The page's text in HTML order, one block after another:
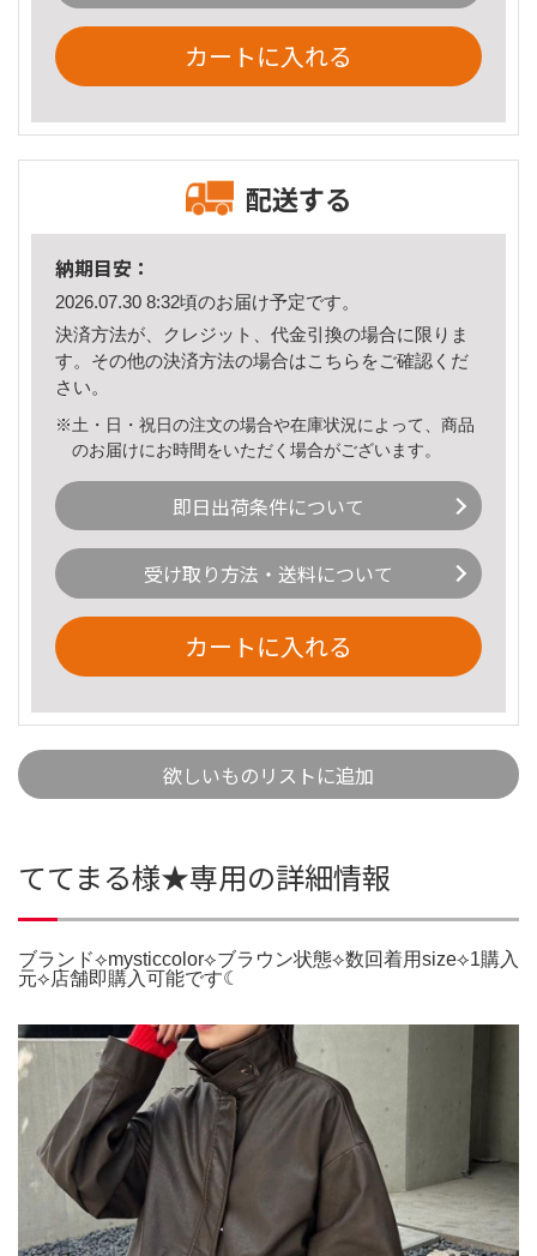
カートに入れる
配送する
納期目安：
2026.07.30 8:32頃のお届け予定です。
決済方法が、クレジット、代金引換の場合に限りま
す。その他の決済方法の場合はこちら をご確認くだ
さい。
※土・日・祝日の注文の場合や在庫状況によって、商品
のお届けにお時間をいただく場合がございます。
即日出荷条件について
受け取り方法・送料について
カートに入れる
欲しいものリストに追加
ててまる様★専用の詳細情報
ブランド⟡mysticcolor⟡ブラウン状態⟡数回着用size⟡1購入
元⟡店舗即購入可能です☾